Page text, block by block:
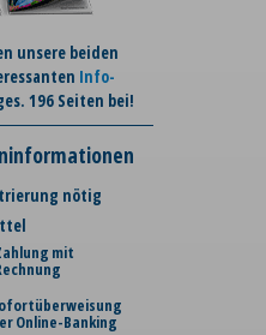
unsere beiden
Info-
196 Seiten bei!
nötig
mit
Online-Banking